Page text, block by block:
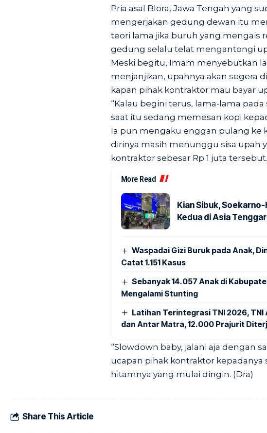
Pria asal Blora, Jawa Tengah yang
mengerjakan gedung dewan itu
teori lama jika buruh yang mengais
gedung selalu telat mengantongi
Meski begitu, Imam menyebutkan
menjanjikan, upahnya akan segera
kapan pihak kontraktor mau bayar
“Kalau begini terus, lama-lama
saat itu sedang memesan kopi
Ia pun mengaku enggan pulang ke
dirinya masih menunggu sisa upah
kontraktor sebesar Rp 1 juta tersebut.
More Read
Kian Sibuk,
Kedua di Asia
Waspadai Gizi Buruk pada Anak,
Catat 1.151 Kasus
Sebanyak 14.057 Anak di
Mengalami Stunting
Latihan Terintegrasi TNI 2026, TNI
dan Antar Matra, 12.000 Prajurit
“Slowdown baby, jalani aja dengan
ucapan pihak kontraktor
hitamnya yang mulai dingin. (Dra)
Share This Article